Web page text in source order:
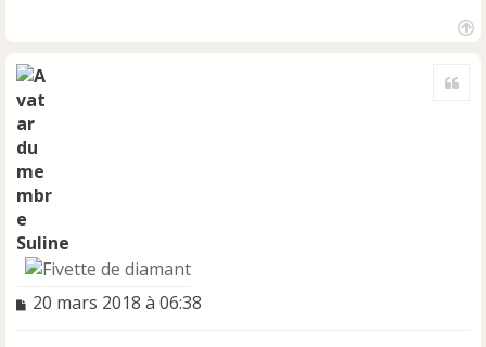
Suline
M
20 mars 2018 à 06:38